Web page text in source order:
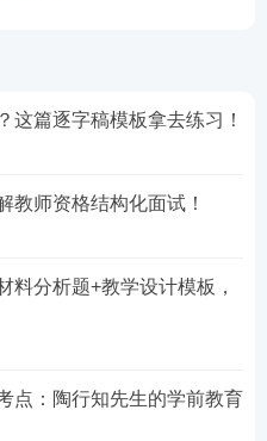
这篇逐字稿模板拿去练习！
教师资格结构化面试！